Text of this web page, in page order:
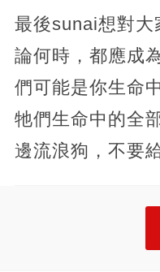
最後sunai想對大
論何時，都應成
們可能是你生命
牠們生命中的全
邊流浪狗，不要